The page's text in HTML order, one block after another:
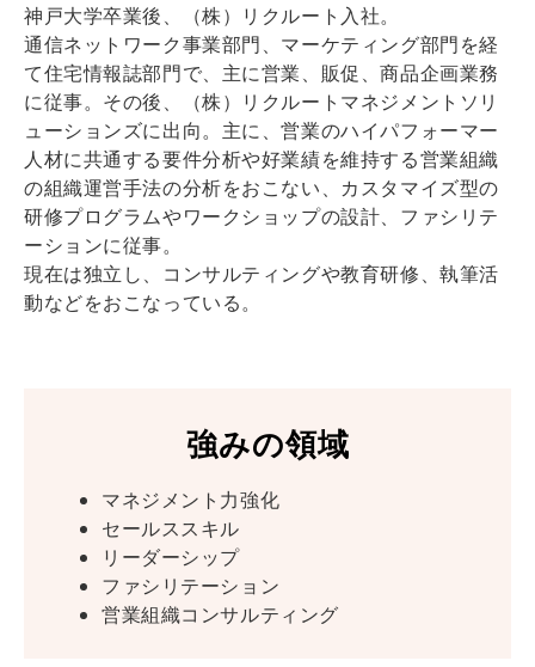
神戸大学卒業後、（株）リクルート入社。
通信ネットワーク事業部門、マーケティング部門を経
て住宅情報誌部門で、主に営業、販促、商品企画業務
に従事。その後、（株）リクルートマネジメントソリ
ューションズに出向。主に、営業のハイパフォーマー
人材に共通する要件分析や好業績を維持する営業組織
の組織運営手法の分析をおこない、カスタマイズ型の
研修プログラムやワークショップの設計、ファシリテ
ーションに従事。
現在は独立し、コンサルティングや教育研修、執筆活
動などをおこなっている。
強みの領域
マネジメント力強化
セールススキル
リーダーシップ
ファシリテーション
営業組織コンサルティング